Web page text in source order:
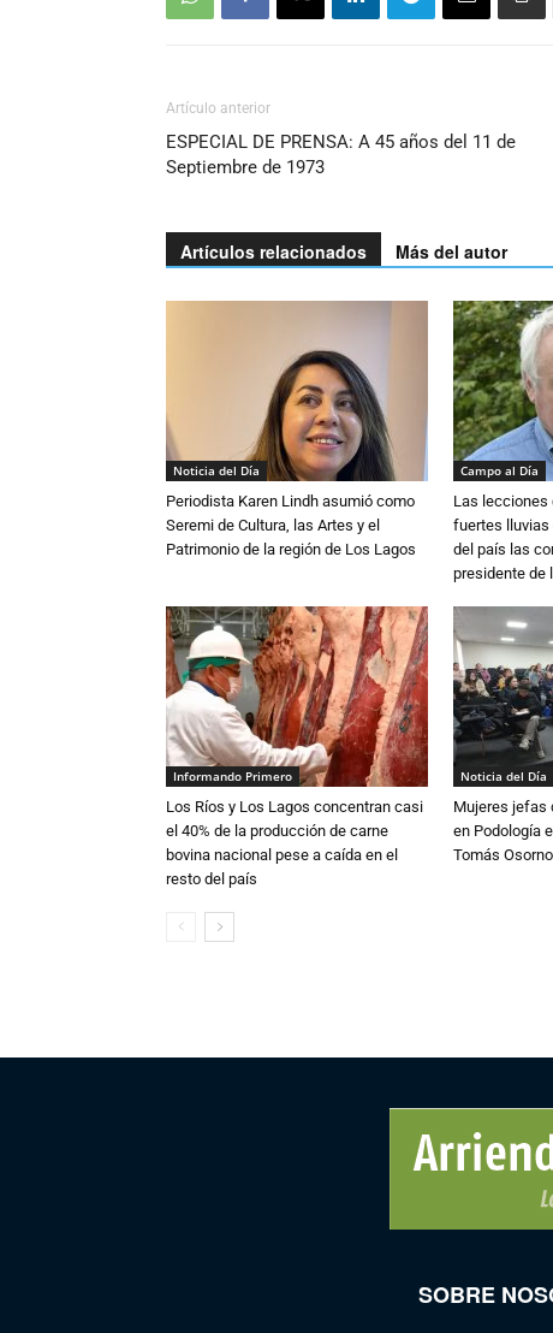
Artículo anterior
ESPECIAL DE PRENSA: A 45 años del 11 de
Septiembre de 1973
Artículos relacionados Más del autor
Noticia del Día
Periodista Karen Lindh asumió como
Seremi de Cultura, las Artes y el
Patrimonio de la región de Los Lagos
Campo al Día
Las lecciones
fuertes lluvias
del país las
presidente de
Informando Primero
Los Ríos y Los Lagos concentran casi
el 40% de la producción de carne
bovina nacional pese a caída en el
resto del país
Noticia del Día
Mujeres jefas
en Podología
Tomás Osorno
SOBRE